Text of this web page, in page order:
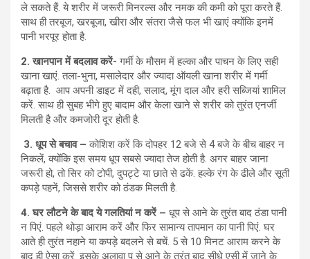
ले सकते हैं. ये शरीर में जरूरी मिनरल्स और नमक की कमी को पूरा करते हैं.
साथ ही तरबूज, खरबूजा, खीरा और संतरा जैसे फल भी खाएं क्योंकि इनमें
पानी भरपूर होता है.
2. खानपान में बदलाव करें- गर्मी के मौसम में हल्का और पाचन के लिए सही
खाना खाएं. तला-भुना, मसालेदार और ज्यादा ऑयली खाना शरीर में गर्मी
बढ़ाता है. आप अपनी डाइट में दही, सलाद, मूंग दाल और हरी सब्जियां शामिल
करें. साथ ही सुबह भीगे हुए बादाम और केला खाने से शरीर को तुरंत एनर्जी
मिलती है और कमजोरी दूर होती है.
3. धूप से बचाव – कोशिश करें कि दोपहर 12 बजे से 4 बजे के बीच बाहर न
निकलें, क्योंकि इस समय धूप सबसे ज्यादा तेज होती है. अगर बाहर जाना
जरूरी हो, तो सिर को टोपी, दुपट्टे या छाते से ढकें. हल्के रंग के ढीले और सूती
कपड़े पहनें, जिससे शरीर को ठंडक मिलती है.
4.घर लौटने के बाद ये गलतियां न करें – धूप से आने के तुरंत बाद ठंडा पानी
न पिएं. पहले थोड़ा आराम करें और फिर सामान्य तापमान का पानी पिएं. घर
आते ही तुरंत नहाने या कपड़े बदलने से बचें. 5 से 10 मिनट आराम करने के
बाद ही ऐसा करें. इसके अलावा प से आने के तुरंत बाद सीधे एसी में जाने के